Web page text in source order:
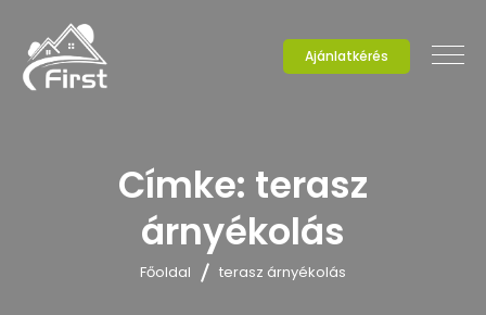
Ajánlatkérés
Címke: terasz
árnyékolás
Főoldal terasz árnyékolás